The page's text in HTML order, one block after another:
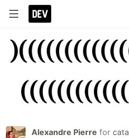
Alexandre Pierre for